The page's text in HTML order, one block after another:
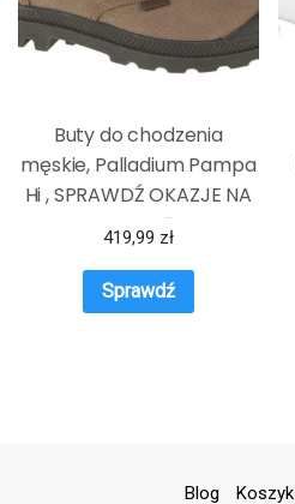
Buty do chodzenia
męskie, Palladium Pampa
Hi , SPRAWDŹ OKAZJE NA
WIOSNĘ
419,99 zł
Sprawdź
Blog Koszyk